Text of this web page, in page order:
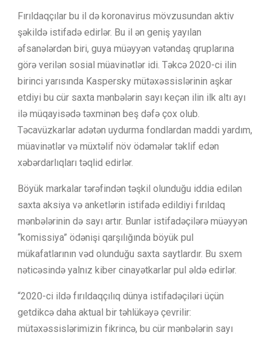
Fırıldaqçılar bu il də koronavirus mövzusundan aktiv
şəkildə istifadə edirlər. Bu il ən geniş yayılan
əfsanələrdən biri, guya müəyyən vətəndaş qruplarına
görə verilən sosial müavinətlər idi. Təkcə 2020-ci ilin
birinci yarısında Kaspersky mütəxəssislərinin aşkar
etdiyi bu cür saxta mənbələrin sayı keçən ilin ilk altı ayı
ilə müqayisədə təxminən beş dəfə çox olub.
Təcavüzkarlar adətən uydurma fondlardan maddi yardım,
müavinətlər və müxtəlif növ ödəmələr təklif edən
xəbərdarlıqları təqlid edirlər.
Böyük markalar tərəfindən təşkil olunduğu iddia edilən
saxta aksiya və anketlərin istifadə edildiyi fırıldaq
mənbələrinin də sayı artır. Bunlar istifadəçilərə müəyyən
“komissiya” ödənişi qarşılığında böyük pul
mükafatlarının vəd olunduğu saxta saytlardır. Bu sxem
nəticəsində yalnız kiber cinayətkarlar pul əldə edirlər.
“2020-ci ildə fırıldaqçılıq dünya istifadəçiləri üçün
getdikcə daha aktual bir təhlükəyə çevrilir:
mütəxəssislərimizin fikrincə, bu cür mənbələrin sayı